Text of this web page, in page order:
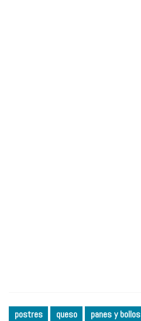
postres queso panes y bollos